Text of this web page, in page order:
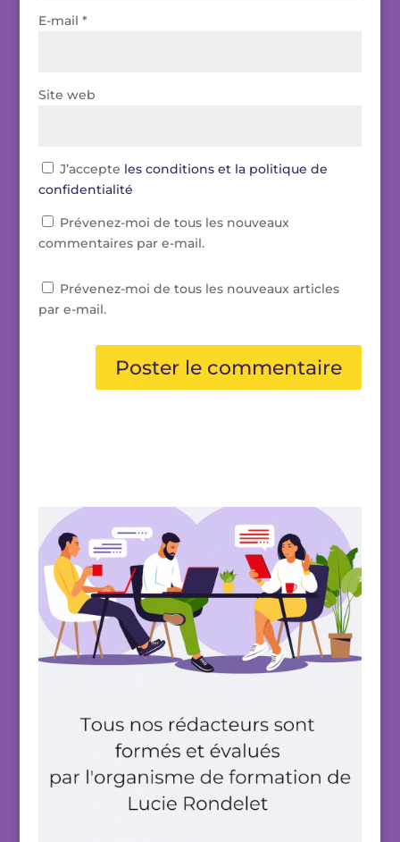
E-mail *
Site web
J’accepte les conditions et la politique de
confidentialité
Prévenez-moi de tous les nouveaux
commentaires par e-mail.
Prévenez-moi de tous les nouveaux articles
par e-mail.